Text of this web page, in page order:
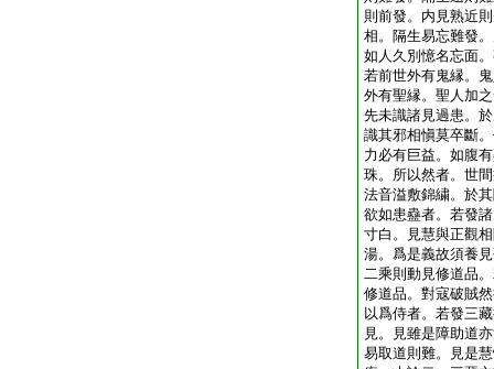
則前發。内見熟近
相。隔生易忘難發
如人久別憶名忘面
若前世外有鬼縁。
外有聖縁。聖人加
先未識諸見過患。
識其邪相愼莫卒斷
力必有巨益。如腹
珠。所以然者。世
法音溢敷錦繍。於
欲如患蠱者。若發
寸白。見慧與正觀
湯。爲是義故須養
二乘則動見修道品
修道品。對寇破賊
以爲侍者。若發三
見。見雖是障助道
易取道則難。見是